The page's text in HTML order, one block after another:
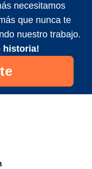
necesitamos
que nunca te
nuestro trabajo.
historia!